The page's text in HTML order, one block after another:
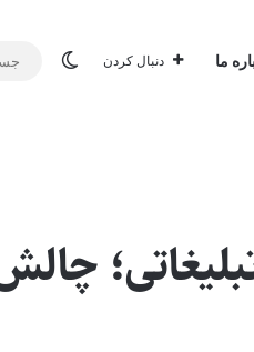
ما دنبال کردن تغییر